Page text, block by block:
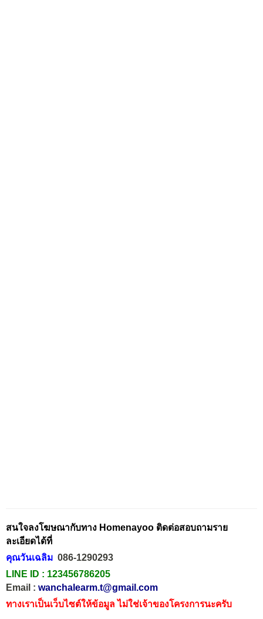
สนใจลงโฆษณากับทาง Homenayoo ติดต่อสอบถามราย
ละเอียดได้ที่
คุณวันเฉลิม 086-1290293
LINE ID : 123456786205
Email : wanchalearm.t@gmail.com
ทางเราเป็นเว็บไซต์ให้ข้อมูล ไม่ใช่เจ้าของโครงการนะครับ